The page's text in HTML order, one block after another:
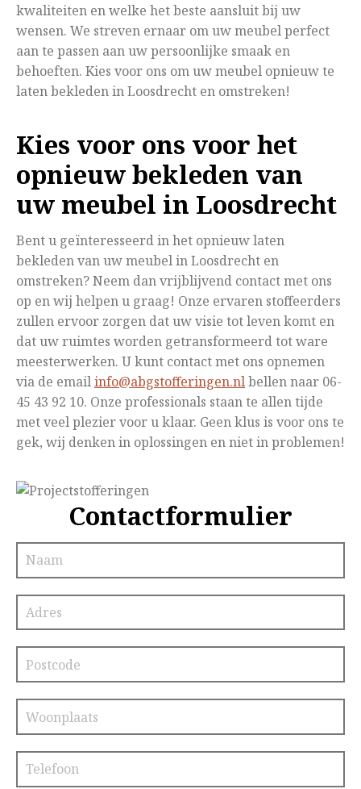
kwaliteiten en welke het beste aansluit bij uw
wensen. We streven ernaar om uw meubel perfect
aan te passen aan uw persoonlijke smaak en
behoeften. Kies voor ons om uw meubel opnieuw te
laten bekleden in Loosdrecht en omstreken!
Kies voor ons voor het
opnieuw bekleden van
uw meubel in Loosdrecht
Bent u geïnteresseerd in het opnieuw laten
bekleden van uw meubel in Loosdrecht en
omstreken? Neem dan vrijblijvend contact met ons
op en wij helpen u graag! Onze ervaren stoffeerders
zullen ervoor zorgen dat uw visie tot leven komt en
dat uw ruimtes worden getransformeerd tot ware
meesterwerken. U kunt contact met ons opnemen
via de emailinfo@abgstofferingen.nlbellen naar 06-
45 43 92 10. Onze professionals staan te allen tijde
met veel plezier voor u klaar. Geen klus is voor ons te
gek, wij denken in oplossingen en niet in problemen!
Contactformulier